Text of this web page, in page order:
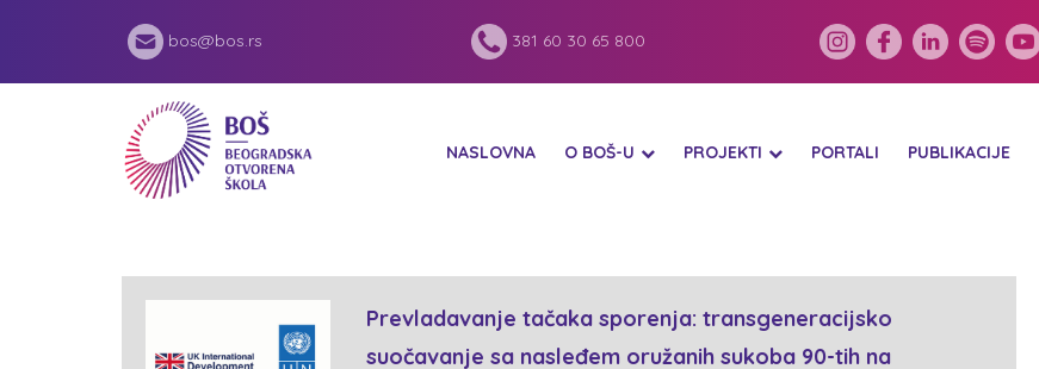
bos@bos.rs 381 60 30 65 800
NASLOVNA O BOŠ-U PROJEKTI PORTALI PUBLIKACIJE
Prevladavanje tačaka sporenja: transgeneracijsko
suočavanje sa nasleđem oružanih sukoba 90-tih na